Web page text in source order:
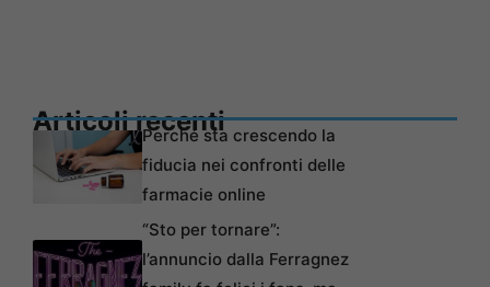
Articoli recentiPerché sta crescendo la
fiducia nei confronti delle
farmacie online
“Sto per tornare”:
l’annuncio dalla Ferragnez